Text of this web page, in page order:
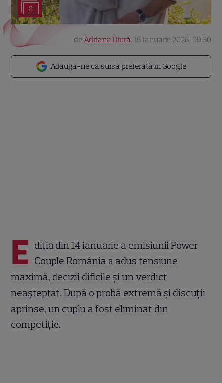
8
Adaugă-ne ca sursă preferată în Google
deAdriana Diură, 15 ianuarie 2026, 09:30
E diția din 14 ianuarie a emisiunii Power
Couple România a adus tensiune
maximă, decizii dificile și un verdict
neașteptat. După o probă extremă și discuții
aprinse, un cuplu a fost eliminat din
competiție.